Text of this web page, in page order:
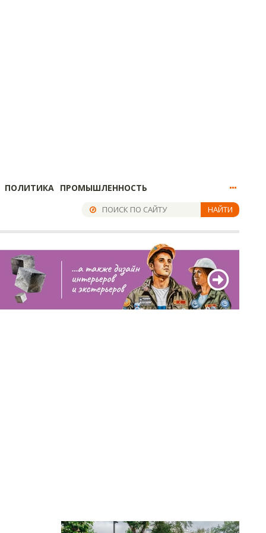
ПОЛИТИКА ПРОМЫШЛЕННОСТЬ
НАЙТИ